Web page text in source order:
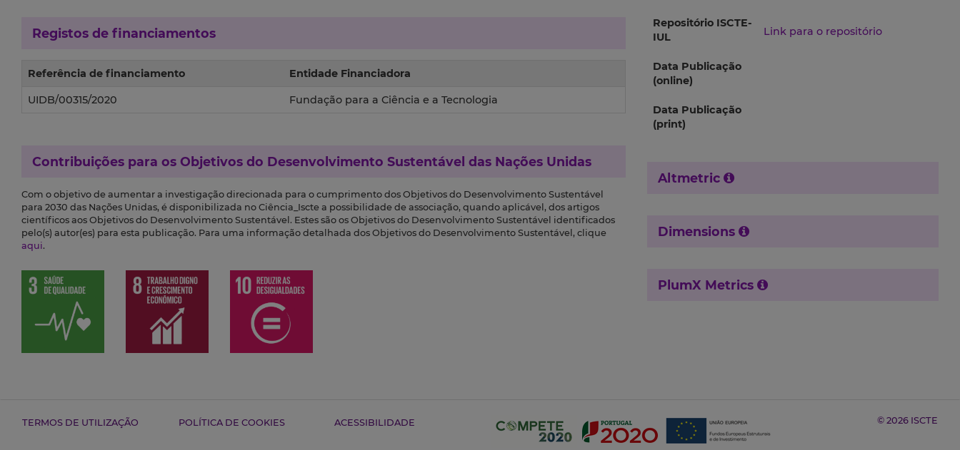
Registos de financiamentos
Referência de financiamento Entidade Financiadora
UIDB/00315/2020 Fundação para a Ciência e a Tecnologia
Contribuições para os Objetivos do Desenvolvimento Sustentável das Nações Unidas
Com o objetivo de aumentar a investigação direcionada para o cumprimento dos Objetivos do Desenvolvimento Sustentável
para 2030 das Nações Unidas, é disponibilizada no Ciência_Iscte a possibilidade de associação, quando aplicável, dos artigos
científicos aos Objetivos do Desenvolvimento Sustentável. Estes são os Objetivos do Desenvolvimento Sustentável identificados
pelo(s) autor(es) para esta publicação. Para uma informação detalhada dos Objetivos do Desenvolvimento Sustentável, clique
aqui.
Repositório ISCTE-
IUL
Link para o repositório
Data Publicação
(online)
Data Publicação
(print)
Altmetric
Dimensions
PlumX Metrics
TERMOS DE UTILIZAÇÃO POLÍTICA DE COOKIES ACESSIBILIDADE © 2026 ISCTE